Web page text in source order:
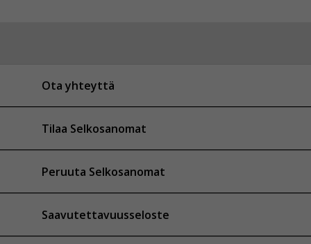
Ota yhteyttä
Tilaa Selkosanomat
Peruuta Selkosanomat
Saavutettavuusseloste